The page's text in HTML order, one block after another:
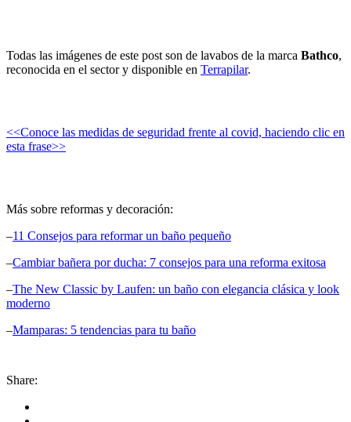
Todas las imágenes de este post son de lavabos de la marca Bathco,
reconocida en el sector y disponible en Terrapilar.
<<Conoce las medidas de seguridad frente al covid, haciendo clic en
esta frase>>
Más sobre reformas y decoración:
–11 Consejos para reformar un baño pequeño
–Cambiar bañera por ducha: 7 consejos para una reforma exitosa
–The New Classic by Laufen: un baño con elegancia clásica y look
moderno
–Mamparas: 5 tendencias para tu baño
Share: